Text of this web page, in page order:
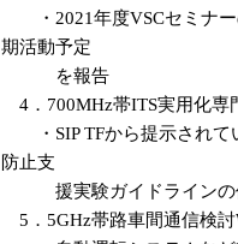
・2021年度VSCセミナー
期活動予定
を報告
4．700MHz帯ITS実用化専
・SIP TFから提示されて
防止支
援実験ガイドラインの作
5．5GHz帯路車間通信検討